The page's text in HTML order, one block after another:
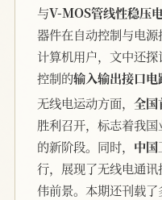
与V-MOS管线性稳压
器件在自动控制与电
计算机用户，文中还
控制的输入输出接口电
无线电运动方面， 全国
胜利召开，标志着我
的新阶段。同时， 中国
行，展现了无线电通
伟前景。本期还刊载了